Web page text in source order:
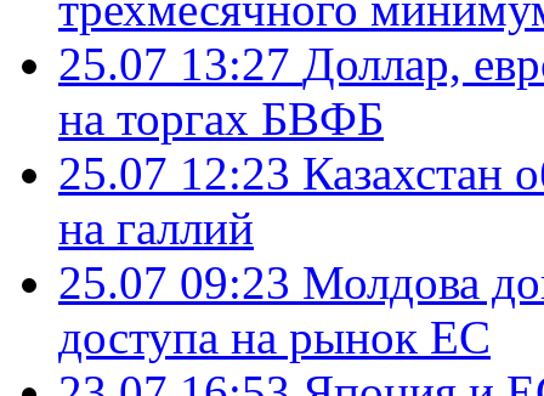
25.07 13:27 Доллар,
на торгах БВФБ
25.07 12:23 Казахстан
на галлий
25.07 09:23 Молдова
доступа на рынок ЕС